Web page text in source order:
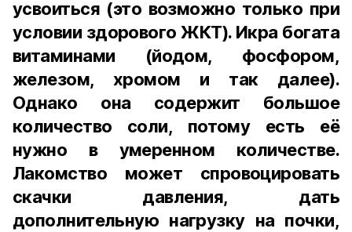
усвоиться (это возможно только при
условии здорового ЖКТ). Икра богата
витаминами (йодом, фосфором,
железом, хромом и так далее).
Однако она содержит большое
количество соли, потому есть её
нужно в умеренном количестве.
Лакомство может спровоцировать
скачки давления, дать
дополнительную нагрузку на почки,